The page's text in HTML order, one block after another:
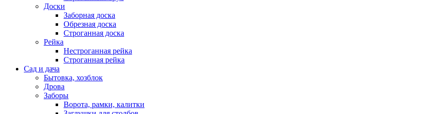
Доски
Заборная доска
Обрезная доска
Строганная доска
Рейка
Нестроганная рейка
Строганная рейка
Сад и дача
Бытовка, хозблок
Дрова
Заборы
Ворота, рамки, калитки